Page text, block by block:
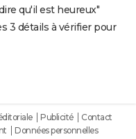
qu'il est heureux"
3 détails à vérifier pour
Publicité
Contact
Données personnelles